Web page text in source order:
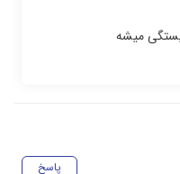
میشه
پاسخ